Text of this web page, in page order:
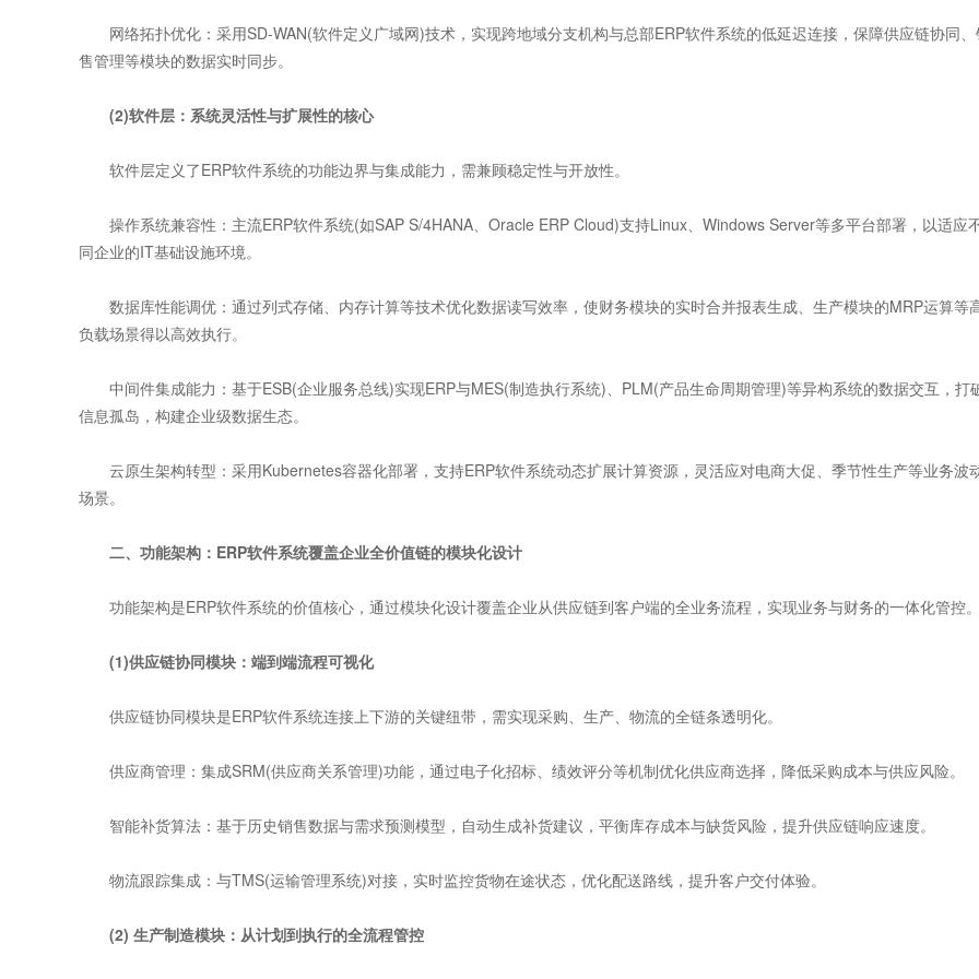
网络拓扑优化：采用SD-WAN(软件定义广域网)技术，实现跨地域分支机构与总部ERP软件系统的低延迟连接，保障供应链协同、
售管理等模块的数据实时同步。
(2)软件层：系统灵活性与扩展性的核心
软件层定义了ERP软件系统的功能边界与集成能力，需兼顾稳定性与开放性。
操作系统兼容性：主流ERP软件系统(如SAP S/4HANA、Oracle ERP Cloud)支持Linux、Windows Server等多平台部署，以适应
同企业的IT基础设施环境。
数据库性能调优：通过列式存储、内存计算等技术优化数据读写效率，使财务模块的实时合并报表生成、生产模块的MRP运算等
负载场景得以高效执行。
中间件集成能力：基于ESB(企业服务总线)实现ERP与MES(制造执行系统)、PLM(产品生命周期管理)等异构系统的数据交互，打
信息孤岛，构建企业级数据生态。
云原生架构转型：采用Kubernetes容器化部署，支持ERP软件系统动态扩展计算资源，灵活应对电商大促、季节性生产等业务波
场景。
二、功能架构：ERP软件系统覆盖企业全价值链的模块化设计
功能架构是ERP软件系统的价值核心，通过模块化设计覆盖企业从供应链到客户端的全业务流程，实现业务与财务的一体化管控。
(1)供应链协同模块：端到端流程可视化
供应链协同模块是ERP软件系统连接上下游的关键纽带，需实现采购、生产、物流的全链条透明化。
供应商管理：集成SRM(供应商关系管理)功能，通过电子化招标、绩效评分等机制优化供应商选择，降低采购成本与供应风险。
智能补货算法：基于历史销售数据与需求预测模型，自动生成补货建议，平衡库存成本与缺货风险，提升供应链响应速度。
物流跟踪集成：与TMS(运输管理系统)对接，实时监控货物在途状态，优化配送路线，提升客户交付体验。
(2) 生产制造模块：从计划到执行的全流程管控